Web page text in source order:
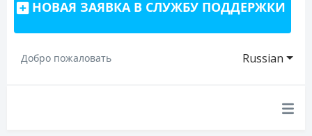
НОВАЯ ЗАЯВКА В СЛУЖБУ ПОДДЕРЖКИ
Russian
Добро пожаловать